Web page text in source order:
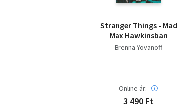
Stranger Things - Mad
Max Hawkinsban
Brenna Yovanoff
Online ár:
3 490 Ft